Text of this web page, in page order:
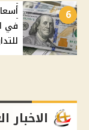
6
في
الاخبار